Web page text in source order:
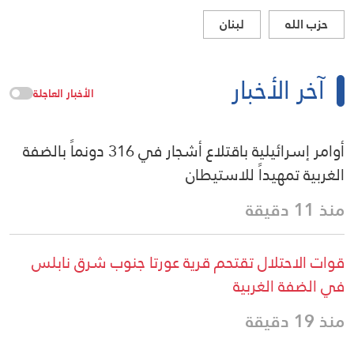
حزب الله لبنان
آخر الأخبار الأخبار العاجلة
أوامر إسرائيلية باقتلاع أشجار في 316 دونماً بالضفة
الغربية تمهيداً للاستيطان
منذ 11 دقيقة
قوات الاحتلال تقتحم قرية عورتا جنوب شرق نابلس
في الضفة الغربية
منذ 19 دقيقة